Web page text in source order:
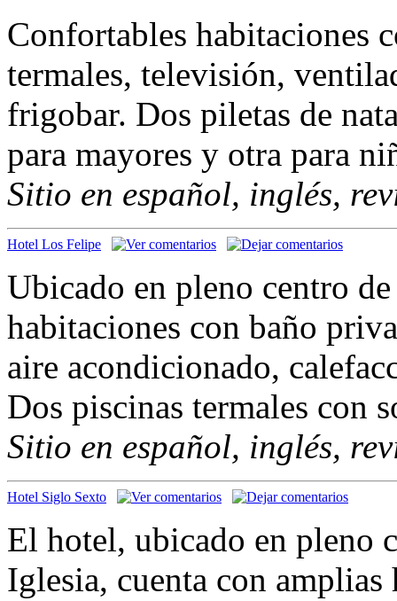
Confortables habitaciones
termales, televisión,
frigobar. Dos piletas de
para mayores y otra para
Sitio en español, inglés,
Hotel Los Felipe
Ubicado en pleno centro
habitaciones con baño
aire acondicionado,
Dos piscinas termales con
Sitio en español, inglés,
Hotel Siglo Sexto
El hotel, ubicado en pleno
Iglesia, cuenta con